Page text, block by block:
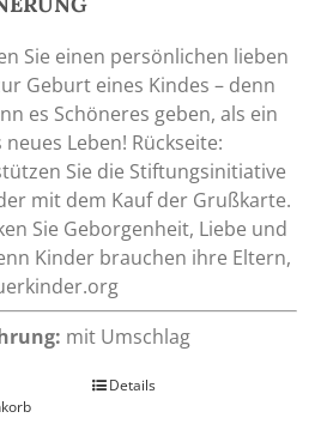
Sie einen persönlichen lieben
Geburt eines Kindes – denn
es Schöneres geben, als ein
neues Leben! Rückseite:
Sie die Stiftungsinitiative
mit dem Kauf der Grußkarte.
Sie Geborgenheit, Liebe und
Kinder brauchen ihre Eltern,
mit Umschlag
Details